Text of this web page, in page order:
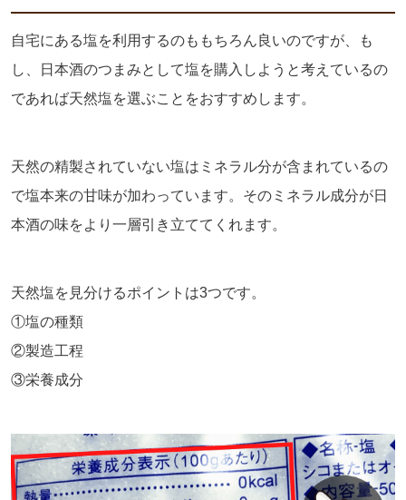
自宅にある塩を利用するのももちろん良いのですが、も
し、日本酒のつまみとして塩を購入しようと考えているの
であれば天然塩を選ぶことをおすすめします。
天然の精製されていない塩はミネラル分が含まれているの
で塩本来の甘味が加わっています。そのミネラル成分が日
本酒の味をより一層引き立ててくれます。
天然塩を見分けるポイントは3つです。
①塩の種類
②製造工程
③栄養成分